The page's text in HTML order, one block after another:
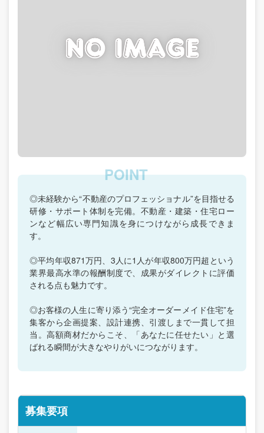
◎未経験から“不動産のプロフェッショナル”を目指せる
研修・サポート体制を完備。不動産・建築・住宅ロー
ンなど幅広い専門知識を身につけながら成長できま
す。
◎平均年収871万円、3人に1人が年収800万円超という
業界最高水準の報酬制度で、成果がダイレクトに評価
される点も魅力です。
◎お客様の人生に寄り添う“完全オーダーメイド住宅”を
集客から企画提案、設計連携、引渡しまで一貫して担
当。高額商材だからこそ、「あなたに任せたい」と選
ばれる瞬間が大きなやりがいにつながります。
募集要項